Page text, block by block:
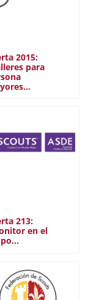
2015:
para
213:
en el